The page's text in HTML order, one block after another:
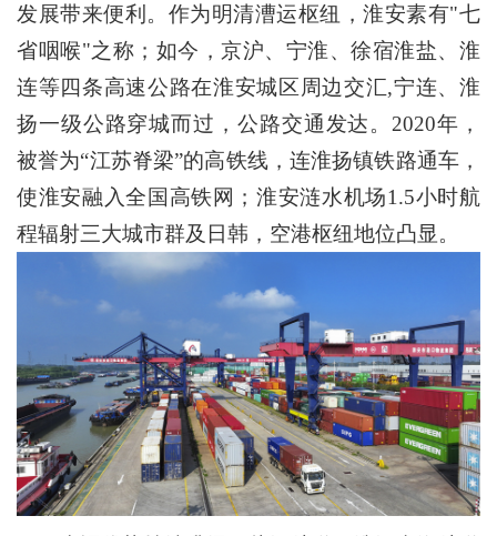
发展带来便利。作为明清漕运枢纽，淮安素有"七
省咽喉"之称；如今，京沪、宁淮、徐宿淮盐、淮
连等四条高速公路在淮安城区周边交汇,宁连、淮
扬一级公路穿城而过，公路交通发达。2020年，
被誉为“江苏脊梁”的高铁线，连淮扬镇铁路通车，
使淮安融入全国高铁网；淮安涟水机场1.5小时航
程辐射三大城市群及日韩，空港枢纽地位凸显。